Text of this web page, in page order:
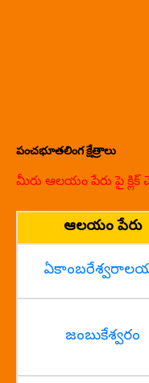
పంచభూతలింగ క్షేత్రాలు
మీరు ఆలయం పేరు పై
ఆలయం పేరు
జంబుకేశ్వరం